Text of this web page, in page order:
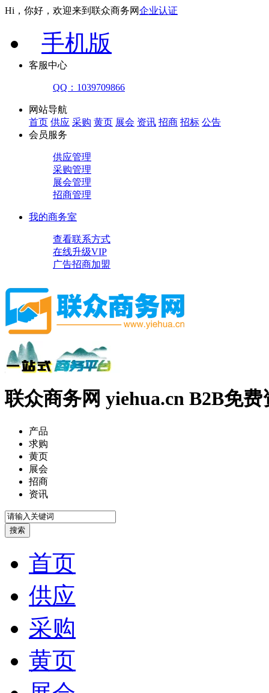
Hi，你好，欢迎来到联众商务网企业认证
手机版
客服中心
QQ：1039709866
网站导航
首页 供应 采购 黄页 展会 资讯 招商 招标 公告
会员服务
供应管理
采购管理
展会管理
招商管理
我的商务室
查看联系方式
在线升级VIP
广告招商加盟
联众商务网 yiehua.cn B2B免
产品
求购
黄页
展会
招商
资讯
首页
供应
采购
黄页